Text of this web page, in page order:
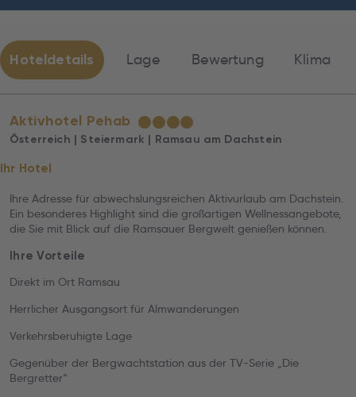
Hoteldetails Lage Bewertung Klima
Aktivhotel Pehab ★★★★
Österreich | Steiermark | Ramsau am Dachstein
Ihr Hotel
Ihre Adresse für abwechslungsreichen Aktivurlaub am Dachstein.
Ein besonderes Highlight sind die großartigen Wellnessangebote,
die Sie mit Blick auf die Ramsauer Bergwelt genießen können.
Ihre Vorteile
Direkt im Ort Ramsau
Herrlicher Ausgangsort für Almwanderungen
Verkehrsberuhigte Lage
Gegenüber der Bergwachtstation aus der TV-Serie „Die
Bergretter“